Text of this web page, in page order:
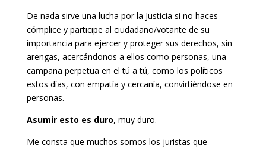
De nada sirve una lucha por la Justicia si no haces
cómplice y participe al ciudadano/votante de su
importancia para ejercer y proteger sus derechos, sin
arengas, acercándonos a ellos como personas, una
campaña perpetua en el tú a tú, como los políticos
estos días, con empatía y cercanía, convirtiéndose en
personas.
Asumir esto es duro, muy duro.
Me consta que muchos somos los juristas que